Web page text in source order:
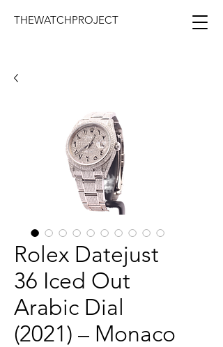
THEWATCHPROJECT
Rolex Datejust
36 Iced Out
Arabic Dial
(2021) – Monaco